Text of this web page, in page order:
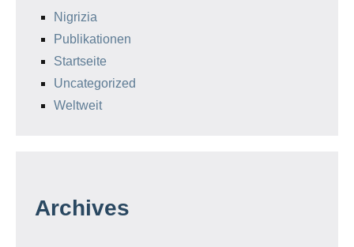
Nigrizia
Publikationen
Startseite
Uncategorized
Weltweit
Archives